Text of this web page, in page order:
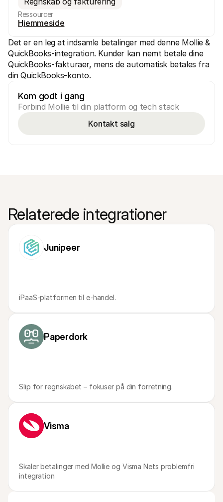
Ressourcer
Hjemmeside
Det er en leg at indsamle betalinger med denne Mollie &
QuickBooks-integration. Kunder kan nemt betale dine
QuickBooks-fakturaer, mens de automatisk betales fra
din QuickBooks-konto.
Kom godt i gang
Forbind Mollie til din platform og tech stack
Kontakt salg
Relaterede integrationer
Junipeer
iPaaS-platformen til e-handel.
Paperdork
Slip for regnskabet – fokuser på din forretning.
Visma
Skaler betalinger med Mollie og Visma Nets problemfri
integration
Udviklerportal
Biblioteker
Integrer Mollie med klar-til-brug biblioteker
Bliv en del af vores udviklerfællesskab
Kom og arbejd hos os - vi søger nye
medarbejdere!
Kontakt
Find ud af, hvorfor Mollie er på din bankudskrift
For Mollie-kunder
Kontakt vores kundesupport